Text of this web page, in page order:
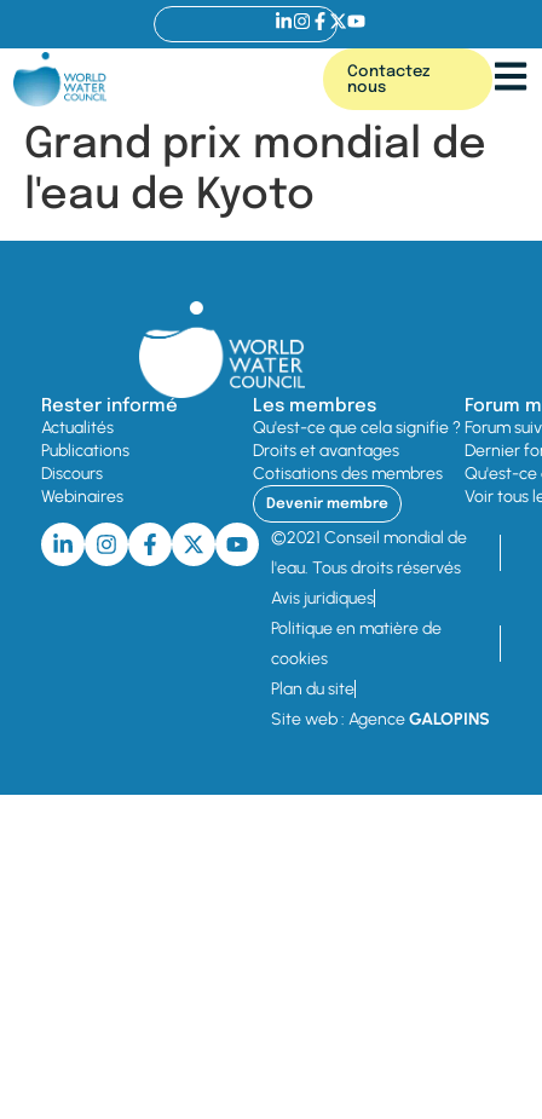
Contactez
nous
Grand prix mondial de
l'eau de Kyoto
Rester informé
Actualités
Publications
Discours
Webinaires
Les membres
Qu'est-ce que cela signifie ?
Droits et avantages
Cotisations des membres
Devenir membre
Forum
Forum
Dernier
Qu'est-ce
Voir tous
©2021 Conseil mondial de
l'eau. Tous droits réservés
Avis juridiques
Politique en matière de
cookies
Plan du site
Site web : AgenceGALOPINS